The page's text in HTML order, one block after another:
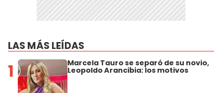
LAS MÁS LEÍDAS
1 Marcela Tauro se separó de su novio,
Leopoldo Arancibia: los motivos